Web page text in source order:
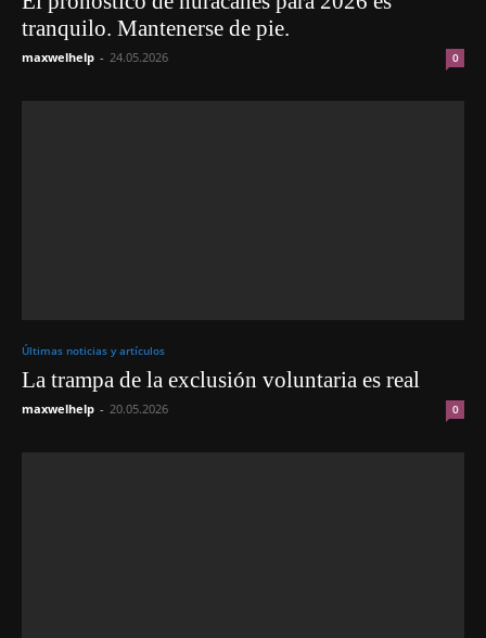
tranquilo. Mantenerse de pie.
maxwelhelp - 24.05.2026 0
Últimas noticias y artículos
La trampa de la exclusión voluntaria es real
maxwelhelp - 20.05.2026 0